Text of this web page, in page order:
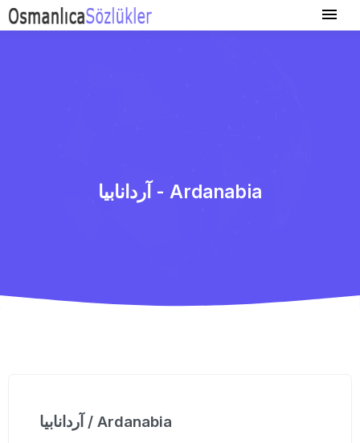
آردانابیا - Ardanabia
آردانابیا / Ardanabia